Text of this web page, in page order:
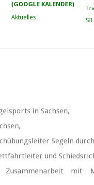
(GOOGLE KALENDER)
Aktuelles
in Sachsen,
Segeln
und
mit